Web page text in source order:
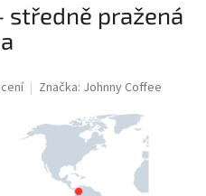
středně pražená
Značka: Johnny Coffee